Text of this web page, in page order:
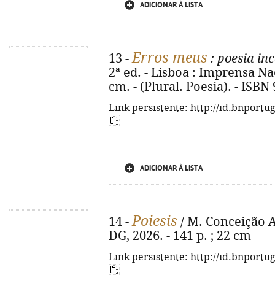
ADICIONAR À LISTA
13 -Erros meus : poesia
2ª ed. - Lisboa : Imprensa
cm. - (Plural. Poesia). - ISBN
Link persistente: http://
ADICIONAR À LISTA
14 -Poiesis / M. Conceição
DG, 2026. - 141 p. ; 22 cm
Link persistente: http://